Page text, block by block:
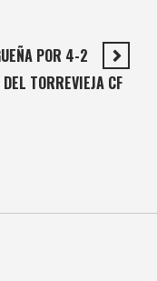
POR 4-2
TORREVIEJA CF